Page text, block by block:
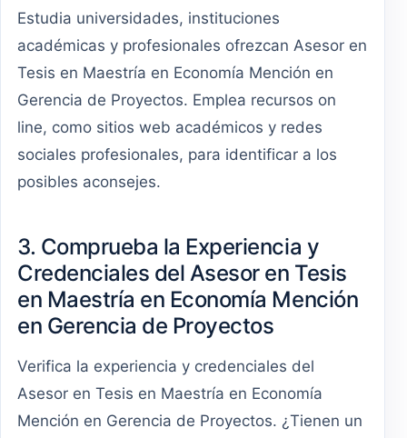
Estudia universidades, instituciones
académicas y profesionales ofrezcan Asesor en
Tesis en Maestría en Economía Mención en
Gerencia de Proyectos. Emplea recursos on
line, como sitios web académicos y redes
sociales profesionales, para identificar a los
posibles aconsejes.
3. Comprueba la Experiencia y
Credenciales del Asesor en Tesis
en Maestría en Economía Mención
en Gerencia de Proyectos
Verifica la experiencia y credenciales del
Asesor en Tesis en Maestría en Economía
Mención en Gerencia de Proyectos. ¿Tienen un